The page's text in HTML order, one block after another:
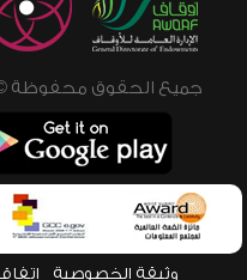
جميع الحقوق محفوظة © 2026 - 1998 لشبكة إسلام
وثيقة الخصوصية